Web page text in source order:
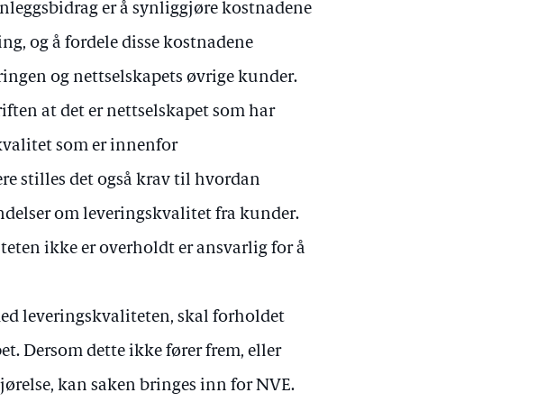
er å synliggjøre kostnadene
og å fordele disse kostnadene
og nettselskapets øvrige kunder.
at det er nettselskapet som har
som er innenfor
stilles det også krav til hvordan
om leveringskvalitet fra kunder.
ikke er overholdt er ansvarlig for å
leveringskvaliteten, skal forholdet
Dersom dette ikke fører frem, eller
kan saken bringes inn for NVE.